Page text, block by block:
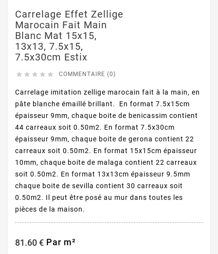
Carrelage Effet Zellige
Marocain Fait Main
Blanc Mat 15x15,
13x13, 7.5x15,
7.5x30cm Estix
     COMMENTAIRE (0)
Carrelage imitation zellige marocain fait à la main, en
pâte blanche émaillé brillant. En format 7.5x15cm
épaisseur 9mm, chaque boite de benicassim contient
44 carreaux soit 0.50m2. En format 7.5x30cm
épaisseur 9mm, chaque boite de gerona contient 22
carreaux soit 0.50m2. En format 15x15cm épaisseur
10mm, chaque boite de malaga contient 22 carreaux
soit 0.50m2. En format 13x13cm épaisseur 9.5mm
chaque boite de sevilla contient 30 carreaux soit
0.50m2. Il peut être posé au mur dans toutes les
pièces de la maison.
81.60 € Par m²